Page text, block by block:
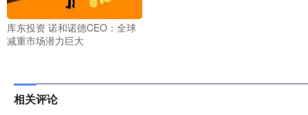
库东投资 诺和诺德CEO：全球
减重市场潜力巨大
相关评论